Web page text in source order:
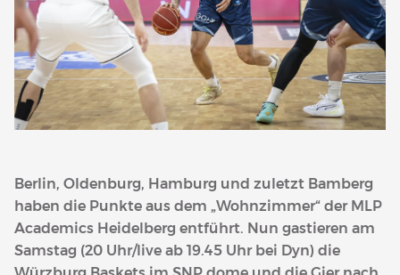
Berlin, Oldenburg, Hamburg und zuletzt Bamberg
haben die Punkte aus dem „Wohnzimmer“ der MLP
Academics Heidelberg entführt. Nun gastieren am
Samstag (20 Uhr/live ab 19.45 Uhr bei Dyn) die